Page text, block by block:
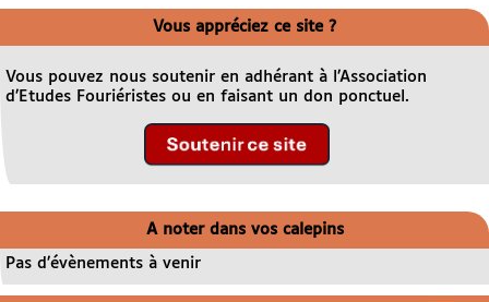
Vous appréciez ce site ?
Vous pouvez nous soutenir en adhérant à l’Association
d’Etudes Fouriéristes ou en faisant un don ponctuel.
A noter dans vos calepins
Pas d’évènements à venir